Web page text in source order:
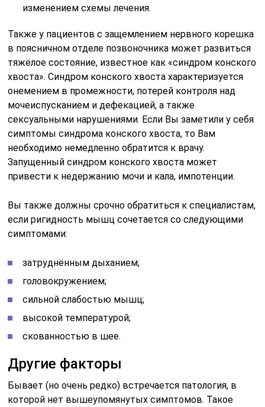
изменением схемы лечения.
Также у пациентов с защемлением нервного корешка
в поясничном отделе позвоночника может развиться
тяжёлое состояние, известное как «синдром конского
хвоста». Синдром конского хвоста характеризуется
онемением в промежности, потерей контроля над
мочеиспусканием и дефекацией, а также
сексуальными нарушениями. Если Вы заметили у себя
симптомы синдрома конского хвоста, то Вам
необходимо немедленно обратится к врачу.
Запущенный синдром конского хвоста может
привести к недержанию мочи и кала, импотенции.
Вы также должны срочно обратиться к специалистам,
если ригидность мышц сочетается со следующими
симптомами:
затруднённым дыханием;
головокружением;
сильной слабостью мышц;
высокой температурой;
скованностью в шее.
Другие факторы
Бывает (но очень редко) встречается патология, в
которой нет вышеупомянутых симптомов. Такое